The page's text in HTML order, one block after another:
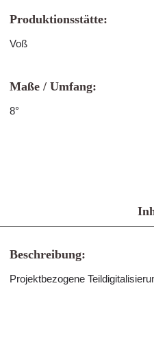
Produktionsstätte:
Voß
Maße / Umfang:
8°
Beschreibung:
Projektbezogene